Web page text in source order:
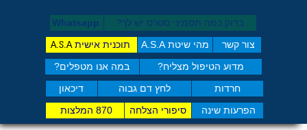
צור קשר מהי שיטת A.S.A תוכנית אישיתA.S.A
חרדות לחץ דם גבוה דיכאון
מדוע הטיפול מצליח? במה אנו מטפלים?
הפרעות שינה סיפורי הצלחה 870 המלצות
בדוק כמה תסמיני סט​רס יש לך? Whatsapp